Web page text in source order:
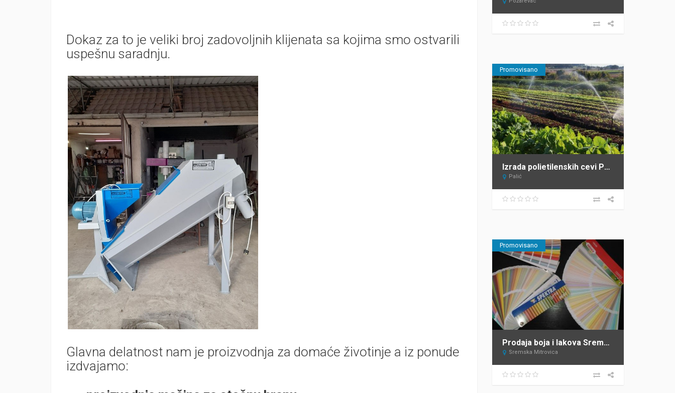
Dokaz za to je veliki broj zadovoljnih klijenata sa kojima smo ostvarili
uspešnu saradnju.
Glavna delatnost nam je proizvodnja za domaće životinje a iz ponude
izdvajamo:
Promovisano
Izrada polietilenskih cevi Panon Plast Palić
Palić
Promovisano
Prodaja boja i lakova Sremska Mitrovica DECOR STORE
Sremska Mitrovica